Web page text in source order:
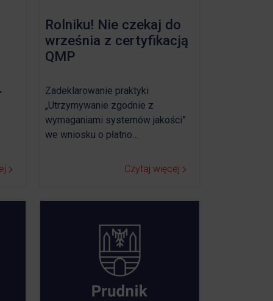
Rolniku! Nie czekaj do
września z certyfikacją
QMP
Zadeklarowanie praktyki
„Utrzymywanie zgodnie z
wymaganiami systemów jakości”
we wniosku o płatno…
Czytaj więcej